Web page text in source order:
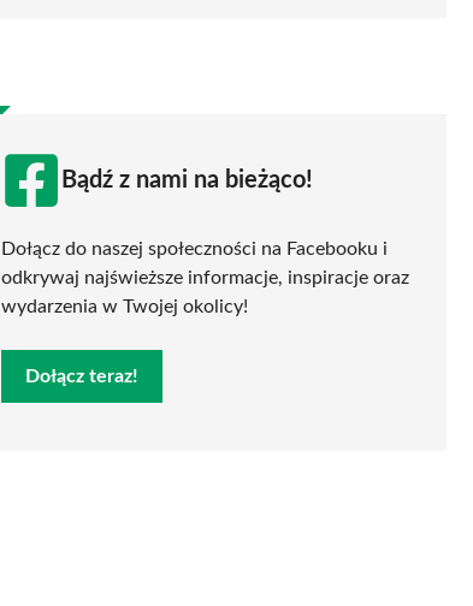
Bądź z nami na bieżąco!
Dołącz do naszej społeczności na Facebooku i
odkrywaj najświeższe informacje, inspiracje oraz
wydarzenia w Twojej okolicy!
Dołącz teraz!